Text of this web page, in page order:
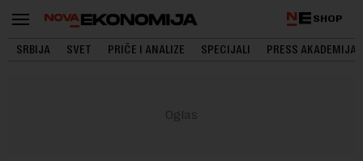
SHOP
SRBIJA SVET PRIČE I ANALIZE SPECIJALI PRESS AKADEMIJA